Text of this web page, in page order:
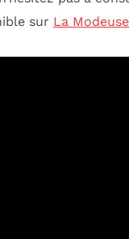
sur La Modeuse